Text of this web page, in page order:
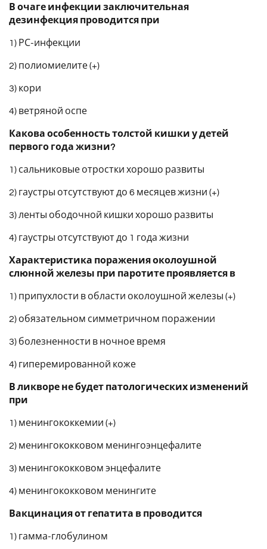
В очаге инфекции заключительная
дезинфекция проводится при
1) РС-инфекции
2) полиомиелите (+)
3) кори
4) ветряной оспе
Какова особенность толстой кишки у детей
первого года жизни?
1) сальниковые отростки хорошо развиты
2) гаустры отсутствуют до 6 месяцев жизни (+)
3) ленты ободочной кишки хорошо развиты
4) гаустры отсутствуют до 1 года жизни
Характеристика поражения околоушной
слюнной железы при паротите проявляется в
1) припухлости в области околоушной железы (+)
2) обязательном симметричном поражении
3) болезненности в ночное время
4) гиперемированной коже
В ликворе не будет патологических изменений
при
1) менингококкемии (+)
2) менингококковом менингоэнцефалите
3) менингококковом энцефалите
4) менингококковом менингите
Вакцинация от гепатита в проводится
1) гамма-глобулином